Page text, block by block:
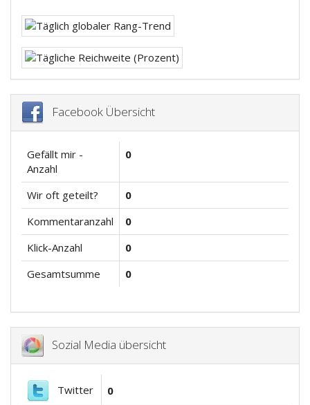
Facebook Übersicht
Gefällt mir -
Anzahl
0
Wir oft geteilt?
0
Kommentaranzahl
0
Klick-Anzahl
0
Gesamtsumme
0
Sozial Media übersicht
Twitter 0